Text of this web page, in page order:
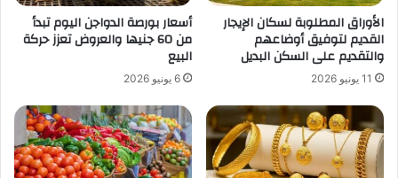
الأوراق المطلوبة لسكان الإيجار
القديم لتوفيق أوضاعهم
والتقديم على السكن البديل
11 يونيو 2026
أسعار بورصة الدواجن اليوم تبدأ
من 60 جنيها والعروض تعزز حركة
البيع
6 يونيو 2026